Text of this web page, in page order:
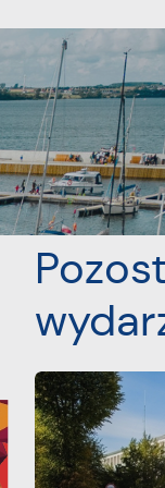
PROJEKTY